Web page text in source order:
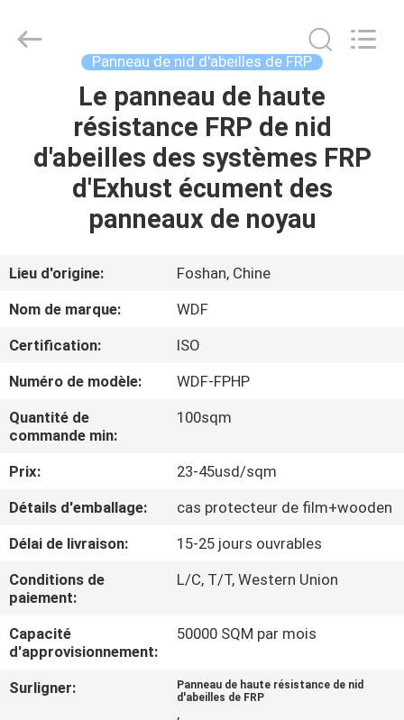
MAISON
PRODUITS
DE
NOUS
VISITE
D'USINE
CONTRÔLE
DE
QUALITÉ
CONTACTEZ-
NOUS
NOUVELLES
Material
Panneau de nid d'abeilles de FRP
Le panneau de haute
résistance FRP de nid
d'abeilles des systèmes FRP
d'Exhust écument des
panneaux de noyau
Lieu d'origine:
Foshan, Chine
Nom de marque:
WDF
Certification:
ISO
Numéro de modèle:
WDF-FPHP
Quantité de
commande min:
100sqm
Prix:
23-45usd/sqm
Détails d'emballage:
cas protecteur de film+wooden
Délai de livraison:
15-25 jours ouvrables
Conditions de
paiement:
L/C, T/T, Western Union
Capacité
d'approvisionnement:
50000 SQM par mois
Surligner:
Panneau de haute résistance de nid
d'abeilles de FRP
,